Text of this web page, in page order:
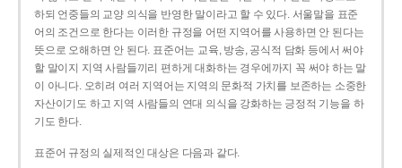
하되 언중들의 교양 의식을 반영한 말이라고 할 수 있다. 서울말을 표준
어의 조건으로 한다는 이러한 규정을 어떤 지역어를 사용하면 안 된다는
뜻으로 오해하면 안 된다. 표준어는 교육, 방송, 공식적 담화 등에서 써야
할 말이지 지역 사람들끼리 편하게 대화하는 경우에까지 꼭 써야 하는 말
이 아니다. 오히려 여러 지역어는 지역의 문화적 가치를 보존하는 소중한
자산이기도 하고 지역 사람들의 연대 의식을 강화하는 긍정적 기능을 하
기도 한다.
표준어 규정의 실제적인 대상은 다음과 같다.